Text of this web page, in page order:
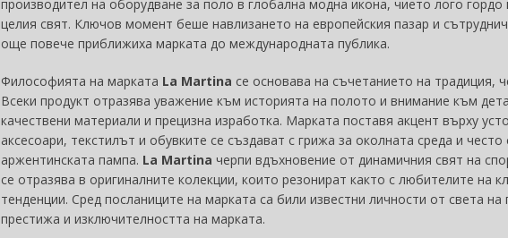
производител на оборудване за поло в глобална модна икона, чието лого
целия свят. Ключов момент беше навлизането на европейския пазар и
още повече приближиха марката до международната публика.
Философията на марката La Martina се основава на съчетанието на традиция,
Всеки продукт отразява уважение към историята на полото и внимание към
качествени материали и прецизна изработка. Марката поставя акцент върху
аксесоари, текстилът и обувките се създават с грижа за околната среда и
аржентинската пампа. La Martina черпи вдъхновение от динамичния свят на
се отразява в оригиналните колекции, които резонират както с любителите на
тенденции. Сред посланиците на марката са били известни личности от света
престижа и изключителността на марката.